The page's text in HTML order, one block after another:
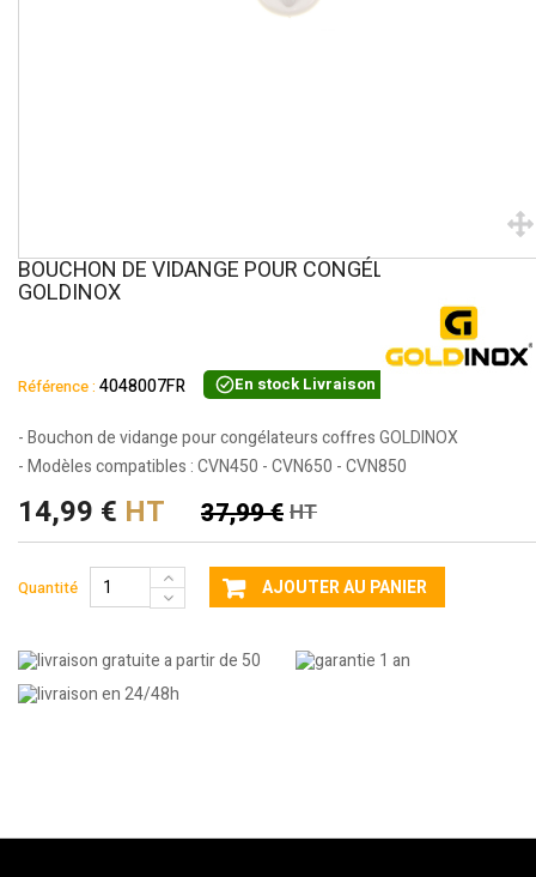
BOUCHON DE VIDANGE POUR CONGÉLATEUR COFFRE
GOLDINOX
Référence : 4048007FR En stockLivraison sous 24 heures
- Bouchon de vidange pour congélateurs coffres GOLDINOX
- Modèles compatibles : CVN450 - CVN650 - CVN850
14,99 € HT 37,99 € HT
Quantité AJOUTER AU PANIER